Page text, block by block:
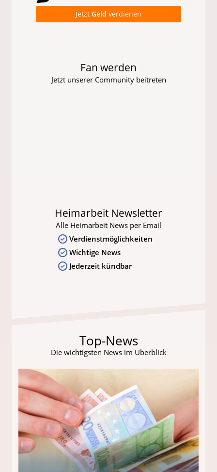
Jetzt Geld verdienen
Fan werden
Jetzt unserer Community beitreten
Heimarbeit Newsletter
Alle Heimarbeit News per Email
Verdienstmöglichkeiten
Wichtige News
Jederzeit kündbar
Top-News
Die wichtigsten News im Überblick